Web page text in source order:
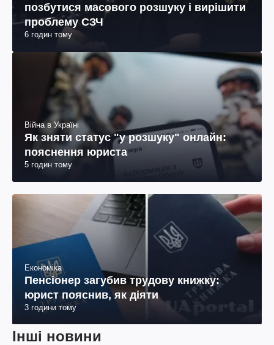
позбутися масового розшуку і вирішити
проблему СЗЧ
6 годин тому
Війна в Україні
Як зняти статус "у розшуку" онлайн:
пояснення юриста
5 годин тому
Економіка
Пенсіонер загубив трудову книжку:
юрист пояснив, як діяти
3 години тому
Інші новини